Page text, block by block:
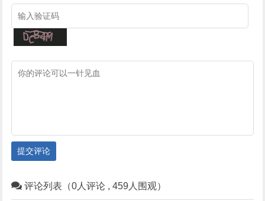
提交评论
评论列表（0人评论 , 459人围观）